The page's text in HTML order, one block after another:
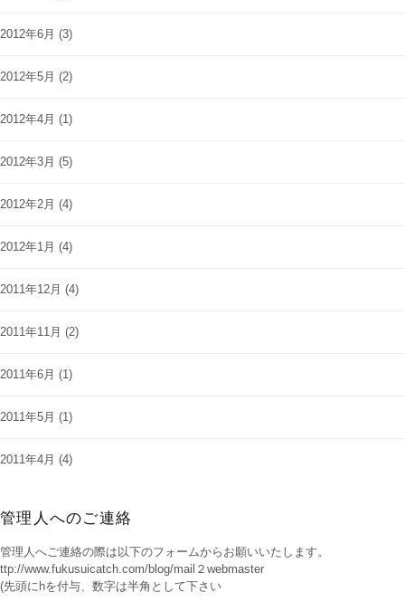
2012年6月 (3)
2012年5月 (2)
2012年4月 (1)
2012年3月 (5)
2012年2月 (4)
2012年1月 (4)
2011年12月 (4)
2011年11月 (2)
2011年6月 (1)
2011年5月 (1)
2011年4月 (4)
管理人へのご連絡
管理人へご連絡の際は以下のフォームからお願いいたします。
ttp://www.fukusuicatch.com/blog/mail２webmaster
(先頭にhを付与、数字は半角として下さい